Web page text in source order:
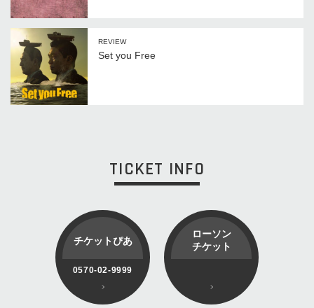
REVIEW
Set you Free
TICKET INFO
チケットぴあ
0570-02-9999
ローソン
チケット